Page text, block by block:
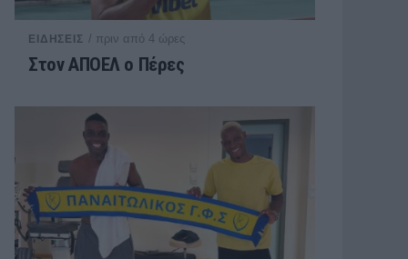
ΕΙΔΗΣΕΙΣ / πριν από 4 ώρες
Στον ΑΠΟΕΛ ο Πέρες